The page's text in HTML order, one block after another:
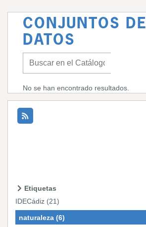
CONJUNTOS DE
DATOS
No se han encontrado resultados.
Etiquetas
IDECádiz (21)
naturaleza (6)